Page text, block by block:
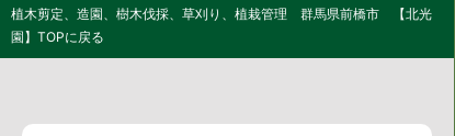
植木剪定、造園、樹木伐採、草刈り、植栽管理 群馬県前橋市 【北光
園】TOPに戻る